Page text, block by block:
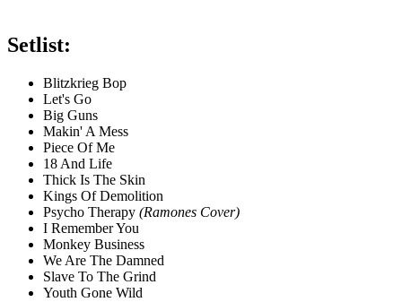
Setlist:
Blitzkrieg Bop
Let's Go
Big Guns
Makin' A Mess
Piece Of Me
18 And Life
Thick Is The Skin
Kings Of Demolition
Psycho Therapy (Ramones Cover)
I Remember You
Monkey Business
We Are The Damned
Slave To The Grind
Youth Gone Wild